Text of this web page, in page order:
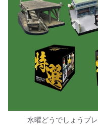
水曜どうでしょうプ